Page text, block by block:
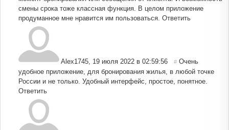
смены срока тоже классная функция. В целом приложение
продуманное мне нравится им пользоваться. Ответить
Alex1745, 19 июля 2022 в 02:59:56 # Очень
удобное приложение, для бронирования жилья, в любой точке
России и не только. Удобный интерфейс, простое, понятное.
Ответить